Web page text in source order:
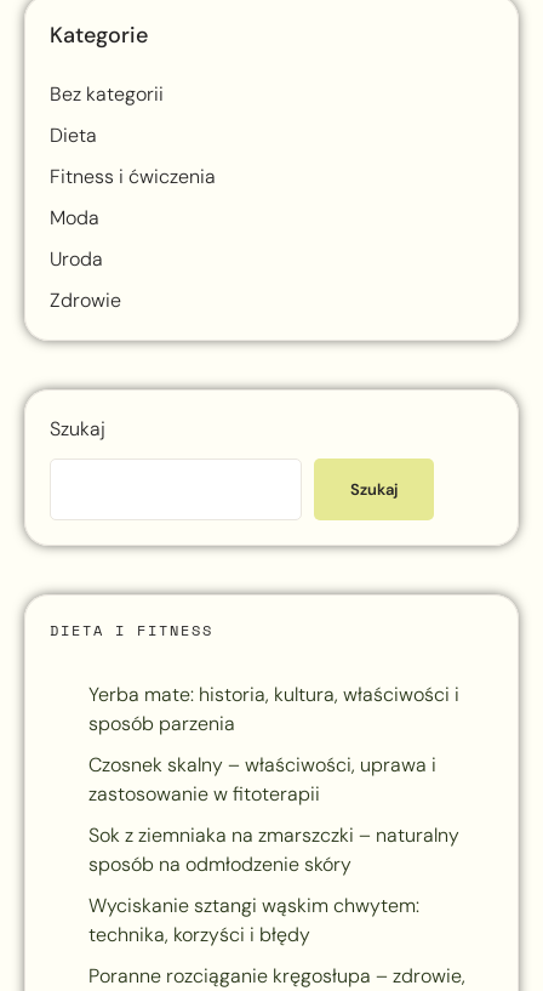
Kategorie
Bez kategorii
Dieta
Fitness i ćwiczenia
Moda
Uroda
Zdrowie
Szukaj
Szukaj
DIETA I FITNESS
Yerba mate: historia, kultura, właściwości i
sposób parzenia
Czosnek skalny – właściwości, uprawa i
zastosowanie w fitoterapii
Sok z ziemniaka na zmarszczki – naturalny
sposób na odmłodzenie skóry
Wyciskanie sztangi wąskim chwytem:
technika, korzyści i błędy
Poranne rozciąganie kręgosłupa – zdrowie,